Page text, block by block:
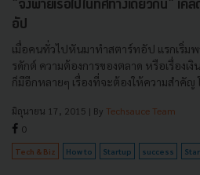
"จงพายเรือไปในทิศทางเดียวกัน" เค
อัป
เมื่อคนทั่วไปหันมาทำสตาร์ทอัป แรกเริ่มพ
รดักต์ ความต้องการของตลาด หรือเรื่องเ
ก็มีอีกหลายๆ เรื่องที่จะต้องให้ความสำคัญ โ
มิถุนายน 17, 2015 | By Techsauce Team
0
Tech & Biz How to Startup success